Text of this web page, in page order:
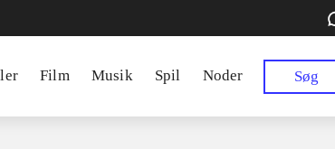
Film Musik Spil Noder Søg